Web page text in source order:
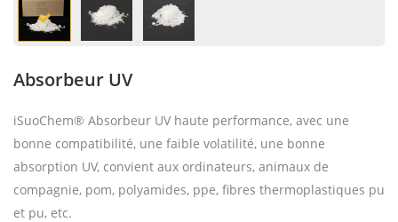
Absorbeur UV
iSuoChem® Absorbeur UV haute performance, avec une
bonne compatibilité, une faible volatilité, une bonne
absorption UV, convient aux ordinateurs, animaux de
compagnie, pom, polyamides, ppe, fibres thermoplastiques pu
et pu, etc.